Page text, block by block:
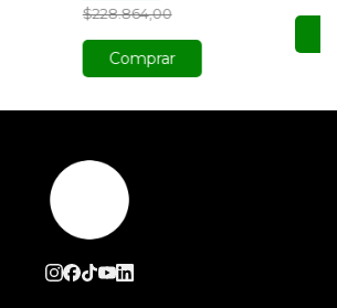
$228.864,00
Comprar